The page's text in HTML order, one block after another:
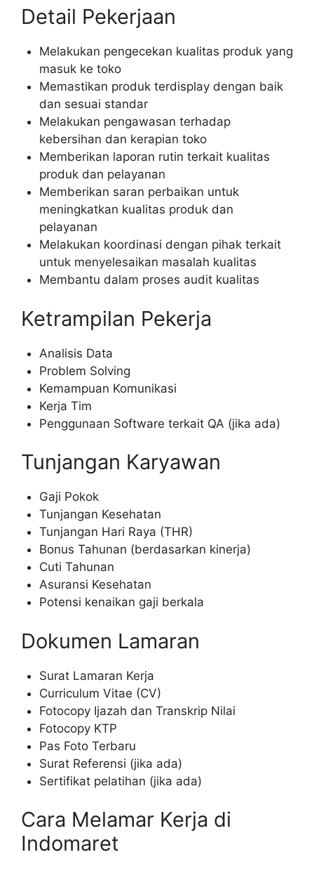
Detail Pekerjaan
Melakukan pengecekan kualitas produk yang
masuk ke toko
Memastikan produk terdisplay dengan baik
dan sesuai standar
Melakukan pengawasan terhadap
kebersihan dan kerapian toko
Memberikan laporan rutin terkait kualitas
produk dan pelayanan
Memberikan saran perbaikan untuk
meningkatkan kualitas produk dan
pelayanan
Melakukan koordinasi dengan pihak terkait
untuk menyelesaikan masalah kualitas
Membantu dalam proses audit kualitas
Ketrampilan Pekerja
Analisis Data
Problem Solving
Kemampuan Komunikasi
Kerja Tim
Penggunaan Software terkait QA (jika ada)
Tunjangan Karyawan
Gaji Pokok
Tunjangan Kesehatan
Tunjangan Hari Raya (THR)
Bonus Tahunan (berdasarkan kinerja)
Cuti Tahunan
Asuransi Kesehatan
Potensi kenaikan gaji berkala
Dokumen Lamaran
Surat Lamaran Kerja
Curriculum Vitae (CV)
Fotocopy Ijazah dan Transkrip Nilai
Fotocopy KTP
Pas Foto Terbaru
Surat Referensi (jika ada)
Sertifikat pelatihan (jika ada)
Cara Melamar Kerja di
Indomaret